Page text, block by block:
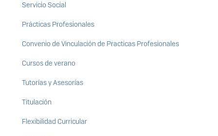
Servicio Social
Prácticas Profesionales
Convenio de Vinculación de Practicas Profesionales
Cursos de verano
Tutorías y Asesorías
Titulación
Flexibilidad Curricular